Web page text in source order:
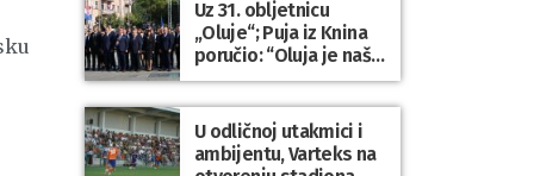
Uz 31. obljetnicu
„Oluje“; Puja iz Knina
poručio: “Oluja je naša
najveća pobjeda,
simbol slobode i
zajedništva!”
U odličnoj utakmici i
ambijentu, Varteks na